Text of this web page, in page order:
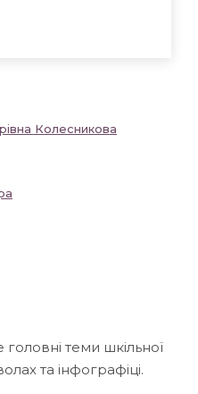
Колесникова
теми шкільної
та інфографіці.